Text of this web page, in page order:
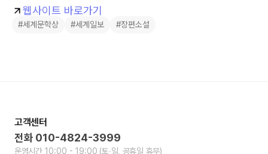
웹사이트 바로가기
#세계문학상 #세계일보 #장편소설
고객센터
전화 010-4824-3999
운영시간 10:00 - 19:00 (토∙일, 공휴일 휴무)